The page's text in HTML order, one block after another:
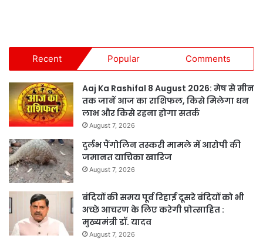
Recent Popular Comments
Aaj Ka Rashifal 8 August 2026: मेष से मीन
तक जानें आज का राशिफल, किसे मिलेगा धन
लाभ और किसे रहना होगा सतर्क
August 7, 2026
दुर्लभ पैंगोलिन तस्करी मामले में आरोपी की
जमानत याचिका खारिज
August 7, 2026
बंदियों की समय पूर्व रिहाई दूसरे बंदियों को भी
अच्छे आचरण के लिए करेगी प्रोत्साहित :
मुख्यमंत्री डॉ. यादव
August 7, 2026